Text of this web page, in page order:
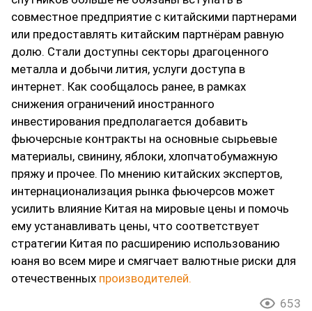
совместное предприятие с китайскими партнерами
или предоставлять китайским партнёрам равную
долю. Стали доступны секторы драгоценного
металла и добычи лития, услуги доступа в
интернет. Как сообщалось ранее, в рамках
снижения ограничений иностранного
инвестирования предполагается добавить
фьючерсные контракты на основные сырьевые
материалы, свинину, яблоки, хлопчатобумажную
пряжу и прочее. По мнению китайских экспертов,
интернационализация рынка фьючерсов может
усилить влияние Китая на мировые цены и помочь
ему устанавливать цены, что соответствует
стратегии Китая по расширению использованию
юаня во всем мире и смягчает валютные риски для
отечественных производителей.
653